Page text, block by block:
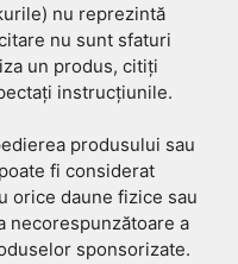
nu reprezintă
nu sunt sfaturi
un produs, citiți
instrucțiunile.
produsului sau
fi considerat
orice daune fizice sau
necorespunzătoare a
sponsorizate.